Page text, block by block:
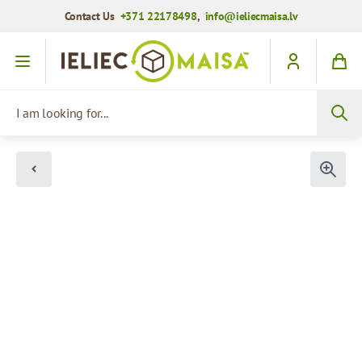
Contact Us +371 22178498, info@ieliecmaisa.lv
Skip to Content